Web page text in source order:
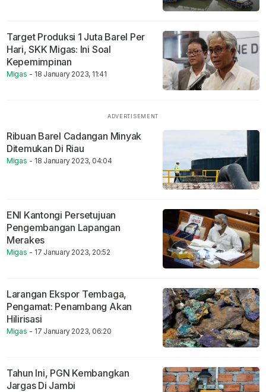
Target Produksi 1 Juta Barel Per
Hari, SKK Migas: Ini Soal
Kepemimpinan
Migas - 18 January 2023, 11:41
Ribuan Barel Cadangan Minyak
Ditemukan Di Riau
Migas - 18 January 2023, 04:04
ENI Kantongi Persetujuan
Pengembangan Lapangan
Merakes
Migas - 17 January 2023, 20:52
Larangan Ekspor Tembaga,
Pengamat: Penambang Akan
Hilirisasi
Migas - 17 January 2023, 06:20
Tahun Ini, PGN Kembangkan
Jargas Di Jambi